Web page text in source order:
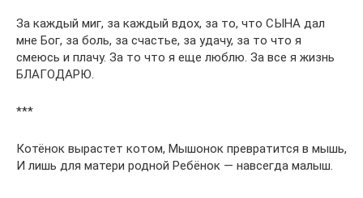
За каждый миг, за каждый вдох, за то, что СЫНА дал
мне Бог, за боль, за счастье, за удачу, за то что я
смеюсь и плачу. За то что я еще люблю. За все я жизнь
БЛАГОДАРЮ.
***
Котёнок вырастет котом, Мышонок превратится в мышь,
И лишь для матери родной Ребёнок — навсегда малыш.